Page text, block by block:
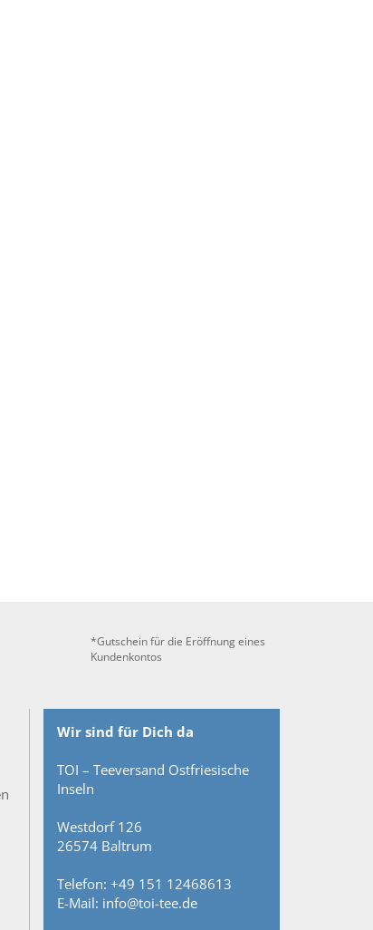
*Gutschein für die Eröffnung eines
Kundenkontos
Wir sind für Dich da
TOI – Teeversand Ostfriesische
Inseln
Westdorf 126
26574 Baltrum
Telefon: +49 151 12468613
E-Mail: info@toi-tee.de